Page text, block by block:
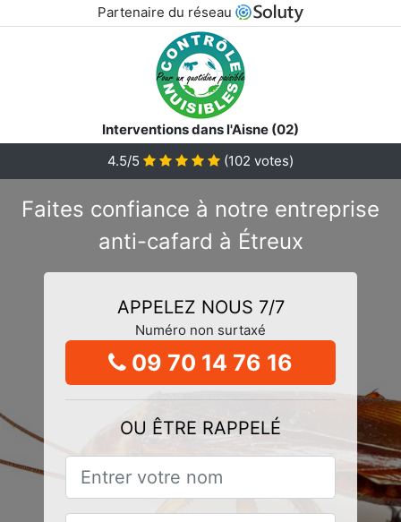
Partenaire du réseau
Interventions dans l'Aisne (02)
4.5/5
(102 votes)
Faites confiance à notre entreprise
anti-cafard à Étreux
APPELEZ NOUS 7/7
Numéro non surtaxé
09 70 14 76 16
OU ÊTRE RAPPELÉ